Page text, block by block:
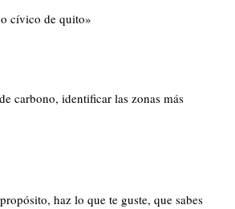
cívico de quito»
carbono, identificar las zonas más
haz lo que te guste, que sabes